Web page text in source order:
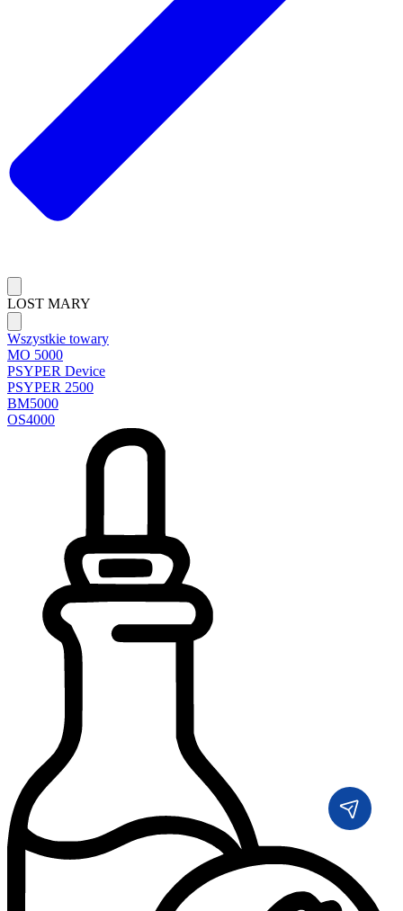
LOST MARY
Wszystkie towary
MO 5000
PSYPER Device
PSYPER 2500
BM5000
OS4000